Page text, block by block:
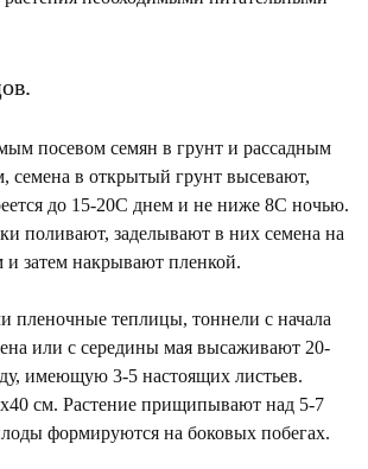
посевом семян в грунт и рассадным
семена в открытый грунт высевают,
до 15-20С днем и не ниже 8С ночью.
поливают, заделывают в них семена на
и затем накрывают пленкой.
пленочные теплицы, тоннели с начала
или с середины мая высаживают 20-
имеющую 3-5 настоящих листьев.
см. Растение прищипывают над 5-7
формируются на боковых побегах.